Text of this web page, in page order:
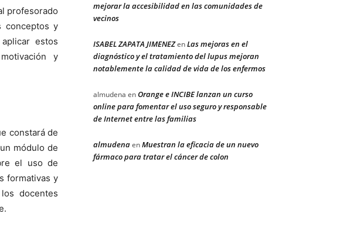
profesorado
conceptos y
estos
y
constará de
módulo de
el uso de
formativas y
docentes
mejorar la accesibilidad en las comunidades de
vecinos
ISABEL ZAPATA JIMENEZenLas mejoras en el
diagnóstico y el tratamiento del lupus mejoran
notablemente la calidad de vida de los enfermos
almudena enOrange e INCIBE lanzan un curso
online para fomentar el uso seguro y responsable
de Internet entre las familias
almudenaenMuestran la eficacia de un nuevo
fármaco para tratar el cáncer de colon